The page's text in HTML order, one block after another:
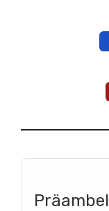
Präambel